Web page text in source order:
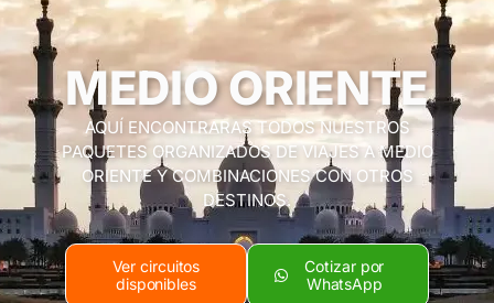
MEDIO ORIENTE
AQUÍ ENCONTRARAS TODOS NUESTROS
PAQUETES ORGANIZADOS DE VIAJES A MEDIO
ORIENTE Y COMBINACIONES CON OTROS
DESTINOS.
Ver circuitos
disponibles
Cotizar por
WhatsApp